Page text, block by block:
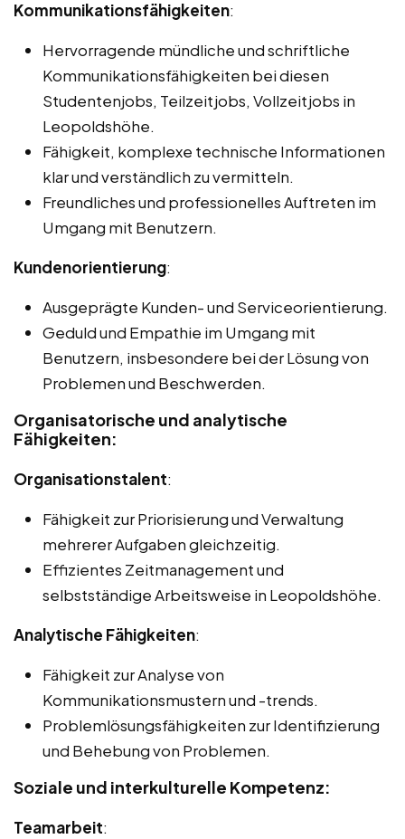
Kommunikationsfähigkeiten:
Hervorragende mündliche und schriftliche
Kommunikationsfähigkeiten bei diesen
Studentenjobs, Teilzeitjobs, Vollzeitjobs in
Leopoldshöhe.
Fähigkeit, komplexe technische Informationen
klar und verständlich zu vermitteln.
Freundliches und professionelles Auftreten im
Umgang mit Benutzern.
Kundenorientierung:
Ausgeprägte Kunden- und Serviceorientierung.
Geduld und Empathie im Umgang mit
Benutzern, insbesondere bei der Lösung von
Problemen und Beschwerden.
Organisatorische und analytische
Fähigkeiten:
Organisationstalent:
Fähigkeit zur Priorisierung und Verwaltung
mehrerer Aufgaben gleichzeitig.
Effizientes Zeitmanagement und
selbstständige Arbeitsweise in Leopoldshöhe.
Analytische Fähigkeiten:
Fähigkeit zur Analyse von
Kommunikationsmustern und -trends.
Problemlösungsfähigkeiten zur Identifizierung
und Behebung von Problemen.
Soziale und interkulturelle Kompetenz:
Teamarbeit: